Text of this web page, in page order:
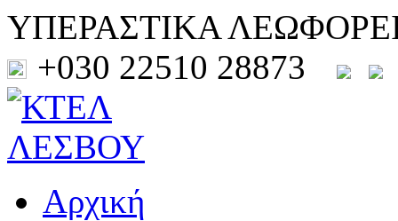
ΥΠΕΡΑΣΤΙΚΑ
+030 22510 28873
Αρχική